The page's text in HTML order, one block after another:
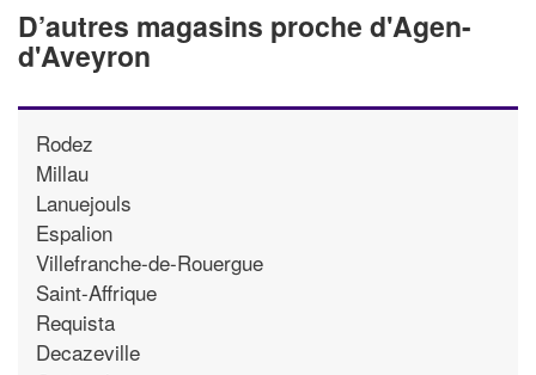
D’autres magasins proche d'Agen-
d'Aveyron
Rodez
Millau
Lanuejouls
Espalion
Villefranche-de-Rouergue
Saint-Affrique
Requista
Decazeville